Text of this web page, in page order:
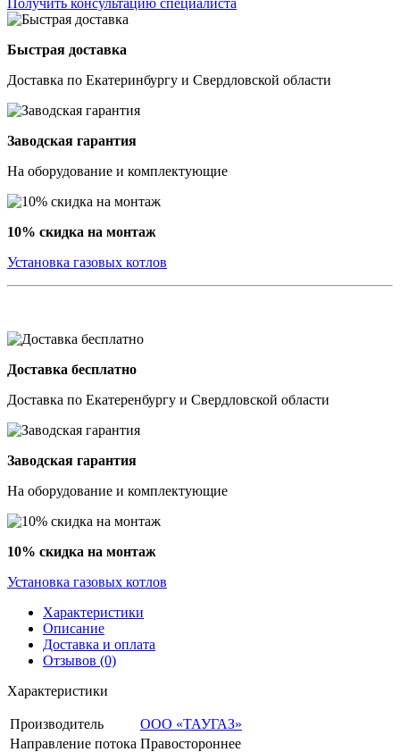
Быстрая доставка
Доставка по Екатеринбургу и Свердловской области
Заводская гарантия
На оборудование и комплектующие
10% скидка на монтаж
Установка газовых котлов
Доставка бесплатно
Доставка по Екатеренбургу и Свердловской области
Заводская гарантия
На оборудование и комплектующие
10% скидка на монтаж
Установка газовых котлов
Характеристики
Описание
Доставка и оплата
Отзывов (0)
Характеристики
Производитель
ООО «ТАУГАЗ»
Направление потока Правостороннее